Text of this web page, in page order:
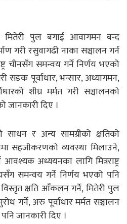
पुल बगाई आवागमन बन्द
गरी रसुवागढी नाका सञ्चालन गर्न
चीनसँग समन्वय गर्ने निर्णय भएको
सडक पूर्वाधार, भन्सार, अध्यागमन,
शीघ्र मर्मत गरी सञ्चालनको
जानकारी दिए ।
साधन र अन्य सामग्रीको क्षतिको
सहजीकरणको व्यवस्था मिलाउने,
अध्ययनका लागि मित्रराष्ट्र
समन्वय गर्ने निर्णय भएको पनि
क्षति आँकलन गर्ने, मितेरी पुल
गर्ने, अरु पूर्वाधार मर्मत सञ्चालन
जानकारी दिए ।